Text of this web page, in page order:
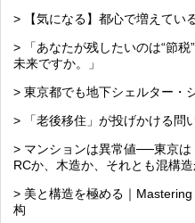
> 【気になる】都心で増えてい
> 「あなたが残したいのは“節
未来ですか。」
> 東京都でも地下シェルター・
> 「老後移住」が投げかける問
> マンションは異常値──東京は
RCか、木造か、それとも混構造
> 美と構造を極める｜
构